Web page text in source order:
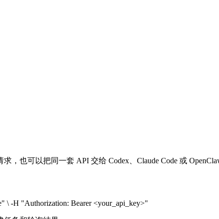
，也可以把同一套 API 交给 Codex、Claude Code 或
\ -H "Authorization: Bearer <your_api_key>"